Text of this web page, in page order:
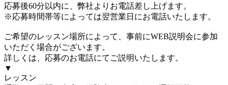
応募後60分以内に、弊社よりお電話差し上げます。
※応募時間帯等によっては翌営業日にお電話いたします。
ご希望のレッスン場所によって、事前にWEB説明会に参加
いただく場合がございます。
詳しくは、応募のお電話にてご説明いたします。
▼
レッスン